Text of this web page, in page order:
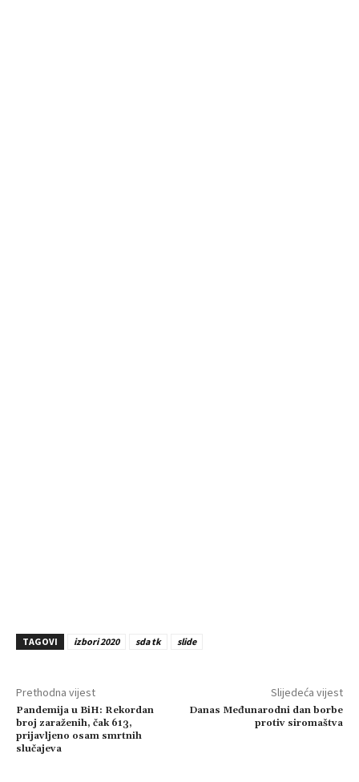
TAGOVI izbori 2020 sda tk slide
Prethodna vijest
Pandemija u BiH: Rekordan
broj zaraženih, čak 613,
prijavljeno osam smrtnih
slučajeva
Slijedeća vijest
Danas Međunarodni dan borbe
protiv siromaštva